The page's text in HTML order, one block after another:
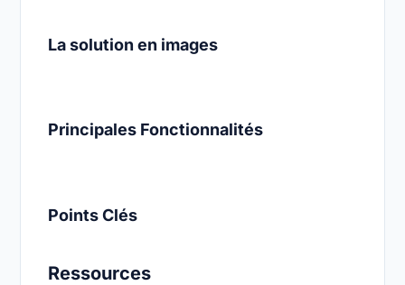
La solution en images
Principales Fonctionnalités
Points Clés
Ressources